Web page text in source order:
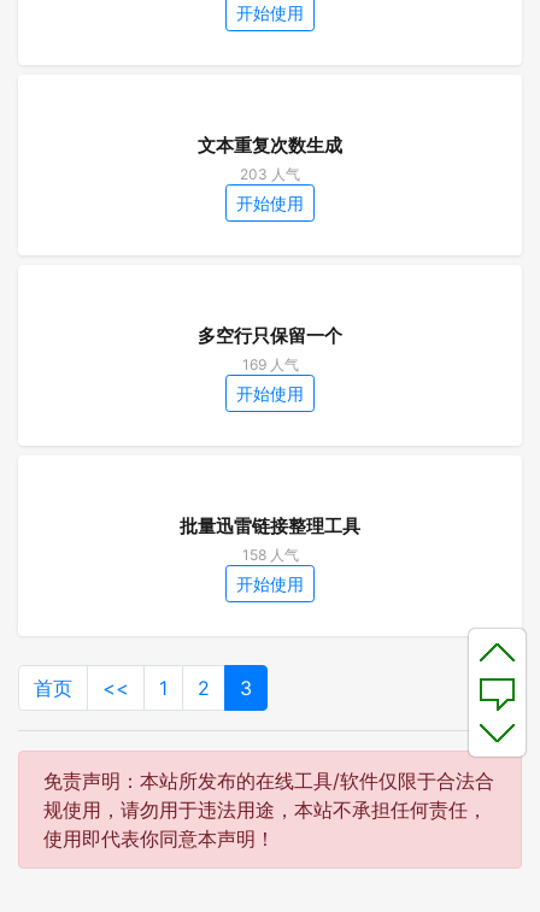
开始使用
文本重复次数生成
203 人气
开始使用
多空行只保留一个
169 人气
开始使用
批量迅雷链接整理工具
158 人气
开始使用
首页 << 1 2 3
免责声明：本站所发布的在线工具/软件仅限于合法合
规使用，请勿用于违法用途，本站不承担任何责任，
使用即代表你同意本声明！